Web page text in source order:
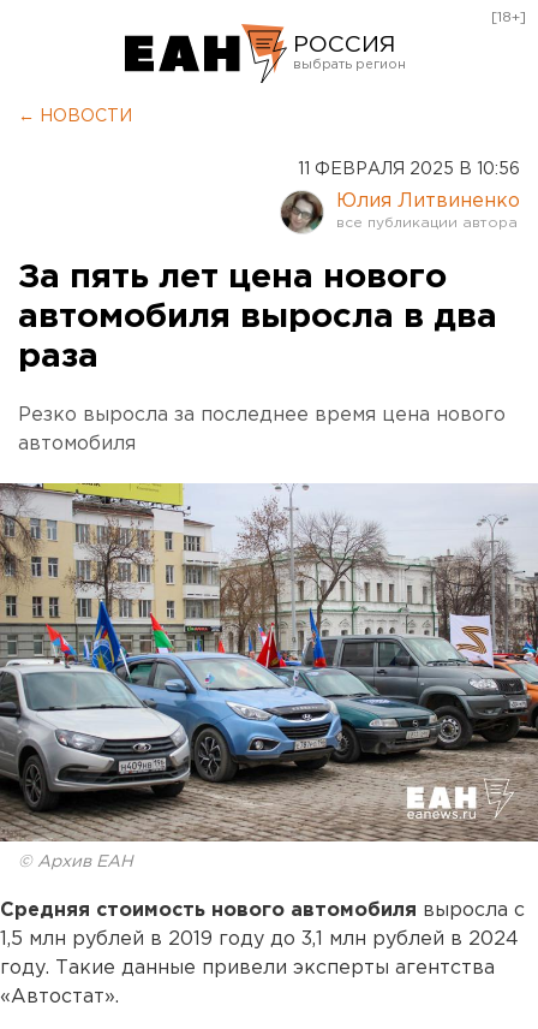
РОССИЯ
Курган
Оренбург
[18+]
← НОВОСТИ
11 ФЕВРАЛЯ 2025 В 10:56
Юлия Литвиненко
За пять лет цена нового
автомобиля выросла в два
раза
Резко выросла за последнее время цена нового
автомобиля
© Архив ЕАН
Средняя стоимость нового автомобиля выросла с
1,5 млн рублей в 2019 году до 3,1 млн рублей в 2024
году. Такие данные привели эксперты агентства
«Автостат».